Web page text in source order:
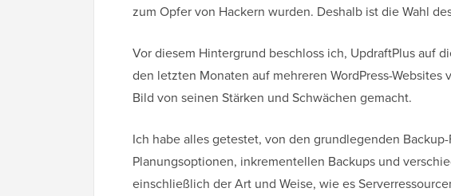
zum Opfer von Hackern wurden. Deshalb ist die Wahl
Vor diesem Hintergrund beschloss ich, UpdraftPlus auf
den letzten Monaten auf mehreren WordPress-
Bild von seinen Stärken und Schwächen gemacht.
Ich habe alles getestet, von den grundlegenden
Planungsoptionen, inkrementellen Backups und
einschließlich der Art und Weise, wie es